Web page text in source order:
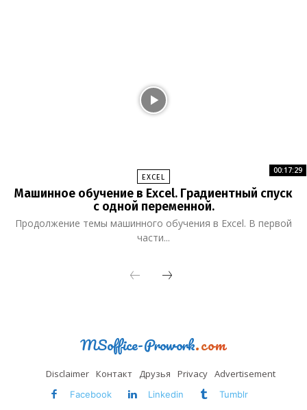
EXCEL
00:17:29
Машинное обучение в Excel. Градиентный спуск
с одной переменной.
Продолжение темы машинного обучения в Excel. В первой
части...
MSoffice-Prowork.com
Disclaimer Контакт Друзья Privacy Advertisement
Facebook Linkedin Tumblr